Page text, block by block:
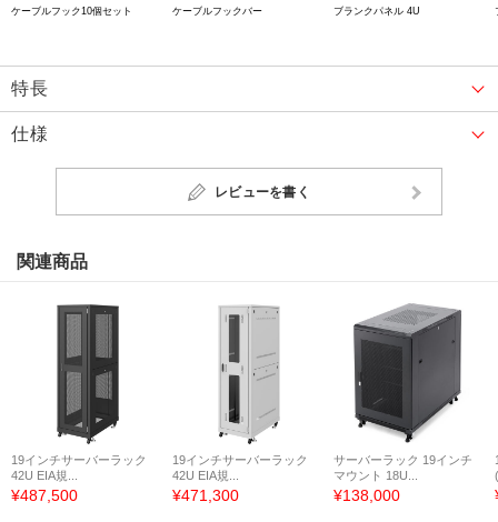
ケーブルフック10個セット ケーブルフックバー ブランクパネル 4U
特長
仕様
レビューを書く
関連商品
19インチサーバーラック
42U EIA規...
¥487,500
19インチサーバーラック
42U EIA規...
¥471,300
サーバーラック 19インチ
マウント 18U...
¥138,000